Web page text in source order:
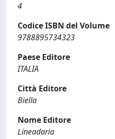
4
Codice ISBN del Volume
9788895734323
Paese Editore
ITALIA
Città Editore
Biella
Nome Editore
Lineadaria